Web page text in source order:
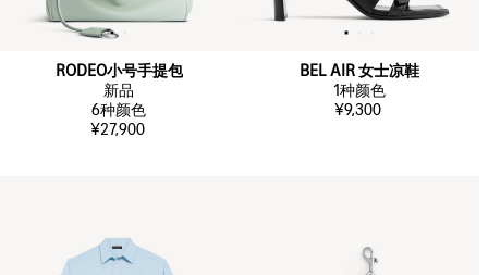
RODEO小号手提包
新品
6种颜色
¥27,900
BEL AIR 女士凉鞋
1种颜色
¥9,300